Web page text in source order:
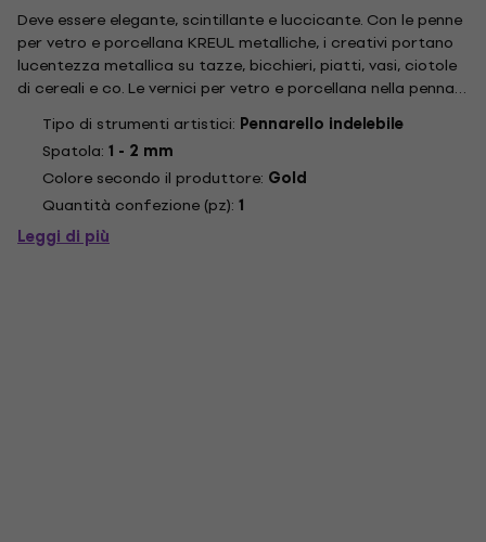
Deve essere elegante, scintillante e luccicante. Con le penne
per vetro e porcellana KREUL metalliche, i creativi portano
lucentezza metallica su tazze, bicchieri, piatti, vasi, ciotole
di cereali e co. Le vernici per vetro e porcellana nella penna
sono a base d'acqua e sono disegni decorativi ideali su
vetro, porcellana, ceramica, metallo,...
Tipo di strumenti artistici: Pennarello indelebile
Spatola: 1 - 2 mm
Colore secondo il produttore: Gold
Quantità confezione (pz): 1
Leggi di più